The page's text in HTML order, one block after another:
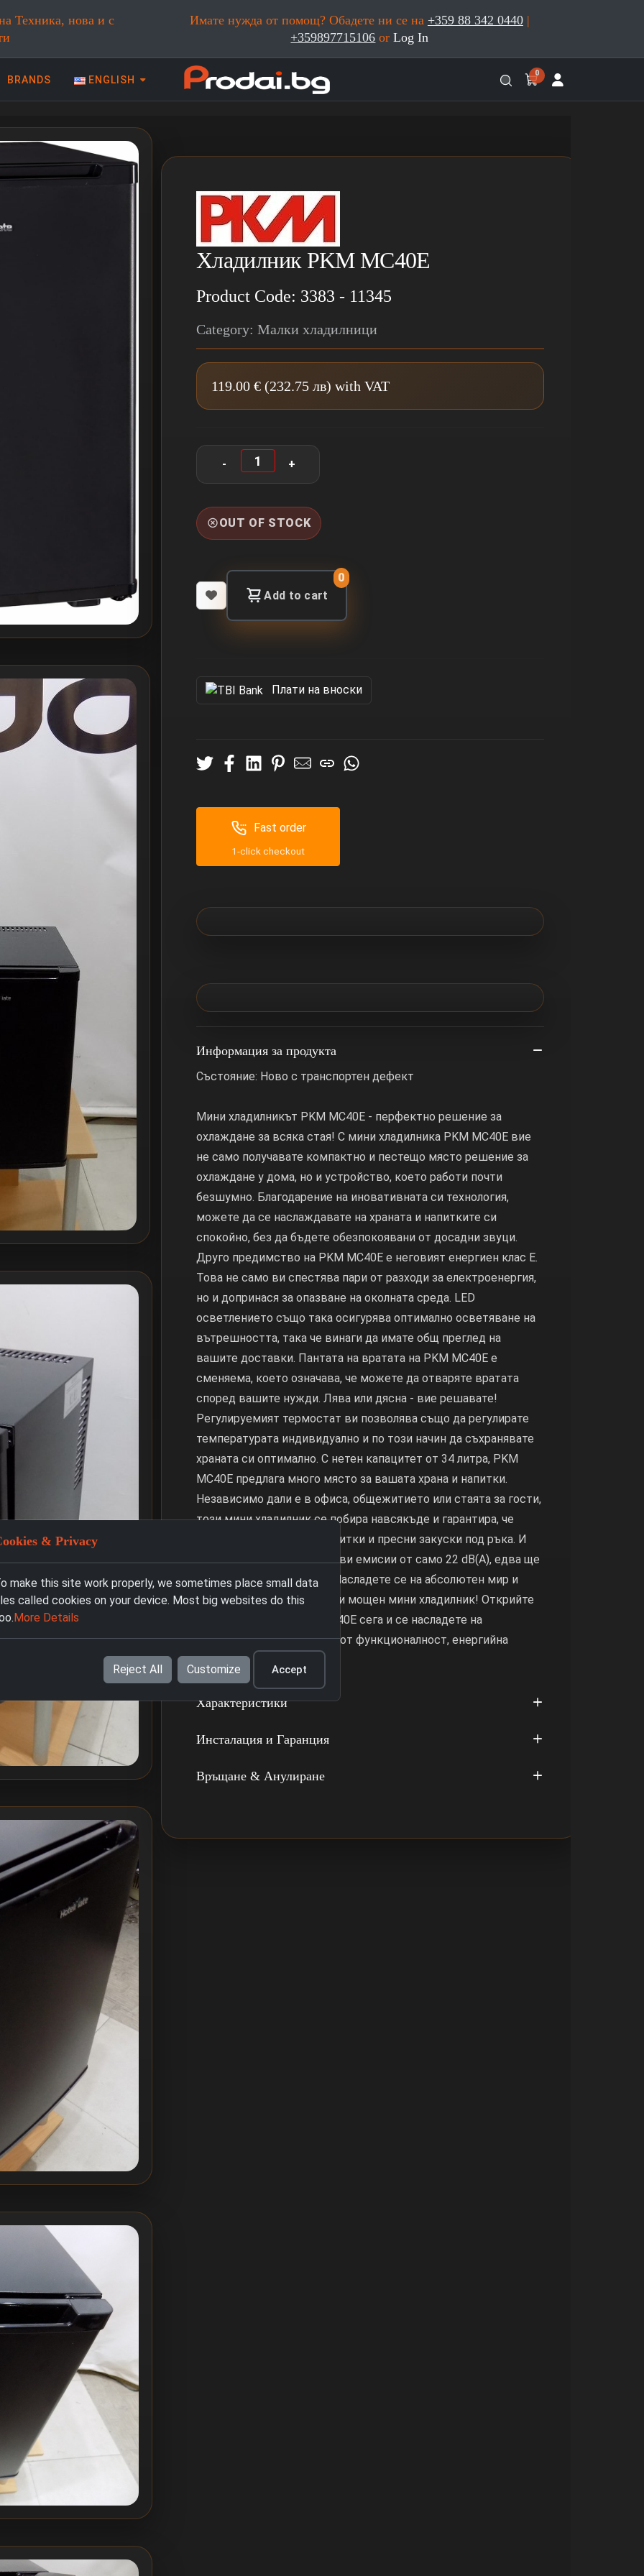
Техника, нова и с
Имате нужда от помощ? Обадете ни се на +359 88 342 0440|
+359897715106 orLog In
0
BRANDS ENGLISH
Хладилник PKM MC40E
Product Code: 3383 - 11345
Category: Малки хладилници
119.00 € (232.75 лв) with VAT
OUT OF STOCK
Add to cart
0
Πлати на вноски
Fast order
1-click checkout
Информация за продукта
Състояние: Ново с транспортен дефект
Мини хладилникът PKM MC40E - перфектно решение за
охлаждане за всяка стая! С мини хладилника PKM MC40E вие
не само получавате компактно и пестещо място решение за
охлаждане у дома, но и устройство, което работи почти
безшумно. Благодарение на иновативната си технология,
можете да се наслаждавате на храната и напитките си
спокойно, без да бъдете обезпокоявани от досадни звуци.
Друго предимство на PKM MC40E е неговият енергиен клас E.
Това не само ви спестява пари от разходи за електроенергия,
но и допринася за опазване на околната среда. LED
осветлението също така осигурява оптимално осветяване на
вътрешността, така че винаги да имате общ преглед на
вашите доставки. Пантата на вратата на PKM MC40E е
сменяема, което означава, че можете да отваряте вратата
според вашите нужди. Лява или дясна - вие решавате!
Регулируемият термостат ви позволява също да регулирате
температурата индивидуално и по този начин да съхранявате
храната си оптимално. С нетен капацитет от 34 литра, PKM
MC40E предлага много място за вашата храна и напитки.
Независимо дали е в офиса, общежитието или стаята за гости,
този мини хладилник се побира навсякъде и гарантира, че
винаги имате студени напитки и пресни закуски под ръка. И
най-хубавото е, че с шумови емисии от само 22 dB(A), едва ще
забележите PKM MC40E. Насладете се на абсолютен мир и
бъдете впечатлени от този мощен мини хладилник! Открийте
мини хладилника PKM MC40E сега и се насладете на
перфектната комбинация от функционалност, енергийна
ефективност и тишина!
Характеристики
Инсталация и Гаранция
Връщане & Анулиране
& Privacy
make this site work properly, we sometimes place small data
called cookies on your device. Most big websites do this
More Details
Reject All Customize Accept